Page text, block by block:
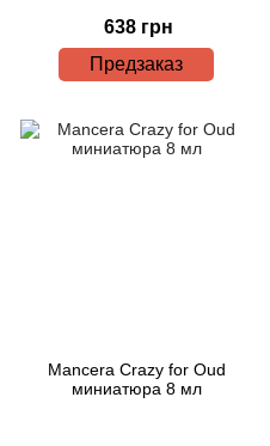
638 грн
Предзаказ
Mancera Crazy for Oud
миниатюра 8 мл